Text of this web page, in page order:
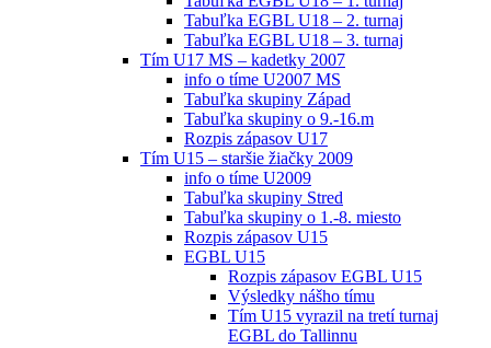
Tabuľka EGBL U18 – 2. turnaj
Tabuľka EGBL U18 – 3. turnaj
Tím U17 MS – kadetky 2007
info o tíme U2007 MS
Tabuľka skupiny Západ
Tabuľka skupiny o 9.-16.m
Rozpis zápasov U17
Tím U15 – staršie žiačky 2009
info o tíme U2009
Tabuľka skupiny Stred
Tabuľka skupiny o 1.-8. miesto
Rozpis zápasov U15
EGBL U15
Rozpis zápasov EGBL U15
Výsledky nášho tímu
Tím U15 vyrazil na tretí turnaj
EGBL do Tallinnu